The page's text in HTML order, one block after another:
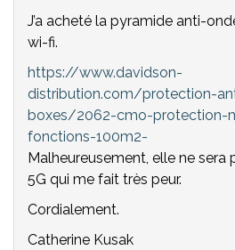
J’a acheté la pyramide anti-
wi-fi.
https://www.davidson-
distribution.com/protection-
boxes/2062-cmo-protection-
fonctions-100m2-
Malheureusement, elle ne sera
5G qui me fait très peur.
Cordialement.
Catherine Kusak